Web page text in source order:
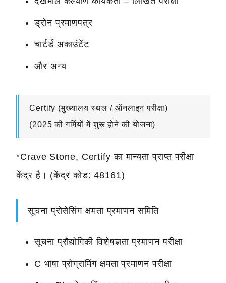
ड्रोन प्रमाणपत्र
चार्टर्ड अकाउंटेंट
और अन्य
Certify (मुख्यालय स्थल / ऑनलाइन परीक्षा)
(2025 की गर्मियों में शुरू होने की योजना)
*Crave Stone, Certify का मान्यता प्राप्त परीक्षा
केंद्र है। (केंद्र कोड: 48161)
सूचना प्रोसेसिंग क्षमता प्रमाणन समिति
सूचना प्रौद्योगिकी विशेषज्ञता प्रमाणन परीक्षा
C भाषा प्रोग्रामिंग क्षमता प्रमाणन परीक्षा